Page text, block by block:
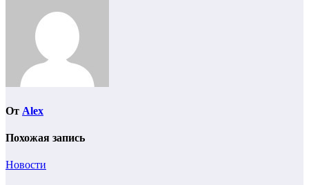
От Alex
Похожая запись
Новости